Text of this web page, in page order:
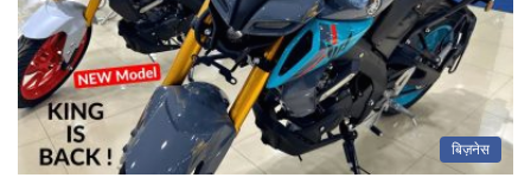
बिज़नेस